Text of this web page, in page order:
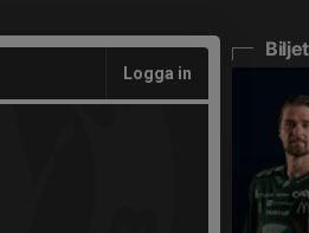
Logga in